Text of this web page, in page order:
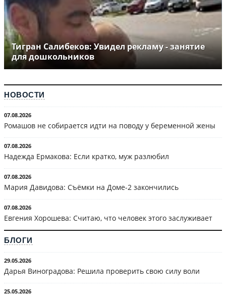
Тигран Салибеков: Увидел рекламу - занятие
для дошкольников
НОВОСТИ
07.08.2026
Ромашов не собирается идти на поводу у беременной жены
07.08.2026
Надежда Ермакова: Если кратко, муж разлюбил
07.08.2026
Мария Давидова: Съёмки на Доме-2 закончились
07.08.2026
Евгения Хорошева: Считаю, что человек этого заслуживает
БЛОГИ
29.05.2026
Дарья Виноградова: Решила проверить свою силу воли
25.05.2026